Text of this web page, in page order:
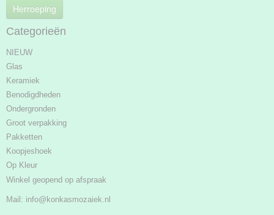
Herroeping
Categorieën
NIEUW
Glas
Keramiek
Benodigdheden
Ondergronden
Groot verpakking
Pakketten
Koopjeshoek
Op Kleur
Winkel geopend op afspraak
Mail: info@konkasmozaiek.nl